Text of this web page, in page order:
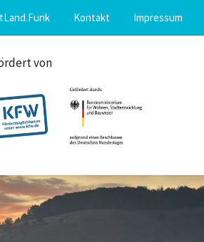
Kontakt Impressum
von